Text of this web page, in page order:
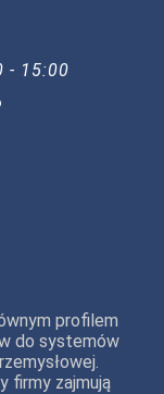
- 15:00
profilem
do systemów
firmy zajmują